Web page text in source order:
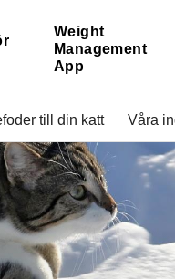
Weight
Management
App
till din katt Våra